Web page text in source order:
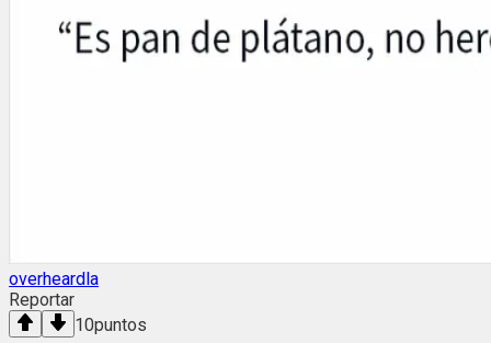
overheardla
Reportar
10puntos